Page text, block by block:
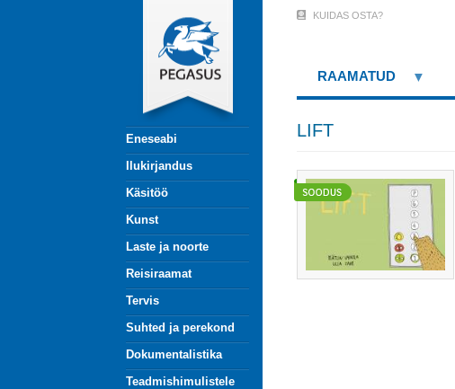
Eneseabi
Ilukirjandus
Käsitöö
Kunst
Laste ja noorte
Reisiraamat
Tervis
Suhted ja perekond
Dokumentalistika
Teadmishimulistele
Menu
(logged
KUIDAS OSTA?
RAAMATUD
LIFT